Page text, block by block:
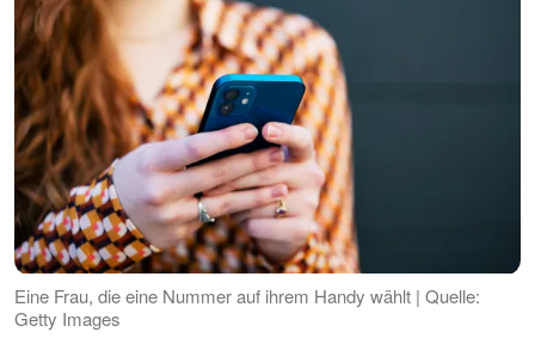
Eine Frau, die eine Nummer auf ihrem Handy wählt | Quelle:
Getty Images